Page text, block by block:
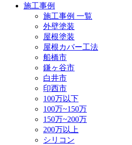
施工事例
施工事例 一覧
外壁塗装
屋根塗装
屋根カバー工法
船橋市
鎌ヶ谷市
白井市
印西市
100万以下
100万~150万
150万~200万
200万以上
シリコン